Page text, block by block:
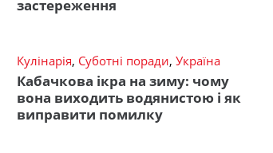
застереження
Кулінарія, Суботні поради, Україна
Кабачкова ікра на зиму: чому
вона виходить водянистою і як
виправити помилку